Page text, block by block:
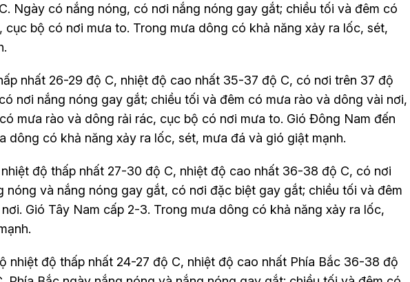
Ngày có nắng nóng, có nơi nắng nóng gay gắt; chiều tối và đêm có
cục bộ có nơi mưa to. Trong mưa dông có khả năng xảy ra lốc, sét,
nhất 26-29 độ C, nhiệt độ cao nhất 35-37 độ C, có nơi trên 37 độ
nơi nắng nóng gay gắt; chiều tối và đêm có mưa rào và dông vài nơi,
mưa rào và dông rải rác, cục bộ có nơi mưa to. Gió Đông Nam đến
dông có khả năng xảy ra lốc, sét, mưa đá và gió giật mạnh.
độ thấp nhất 27-30 độ C, nhiệt độ cao nhất 36-38 độ C, có nơi
nóng và nắng nóng gay gắt, có nơi đặc biệt gay gắt; chiều tối và đêm
Gió Tây Nam cấp 2-3. Trong mưa dông có khả năng xảy ra lốc,
nhiệt độ thấp nhất 24-27 độ C, nhiệt độ cao nhất Phía Bắc 36-38 độ